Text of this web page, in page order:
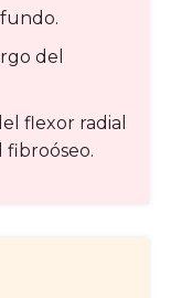
del
flexor radial